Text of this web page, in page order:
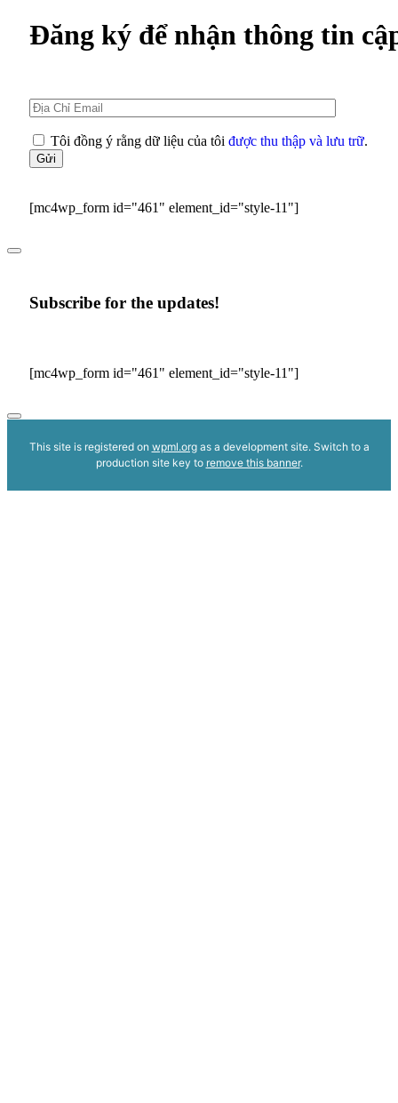
Đăng ký để nhận thông tin
Tôi đồng ý rằng dữ liệu của tôi được thu thập và lưu trữ.
Gửi
[mc4wp_form id="461" element_id="style-11"]
Subscribe for the updates!
[mc4wp_form id="461" element_id="style-11"]
This site is registered on wpml.orgas a development site. Switch to a
production site key to remove this banner.